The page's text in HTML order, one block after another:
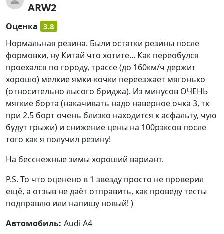
ARW2
Оценка 3.8
Нормальная резина. Были остатки резины после
формовки, ну Китай что хотите... Как переобулся
проехался по городу, трассе (до 160км/ч держит
хорошо) мелкие ямки-кочки переезжает мягонько
(относительно лысого бриджа). Из минусов ОЧЕНЬ
мягкие борта (накачивать надо наверное очка 3, тк
при 2.5 борт очень близко находится к асфальту, чую
будут грыжи) и снижение цены на 100рэксов после
того как я получил резину!
На бесснежные зимы хороший вариант.
P.S. То что оценено в 1 звезду просто не проверил
ещё, а отзыв не даёт отправить, как проведу тесты
подправлю или напишу новый! )
Автомобиль: Audi A4